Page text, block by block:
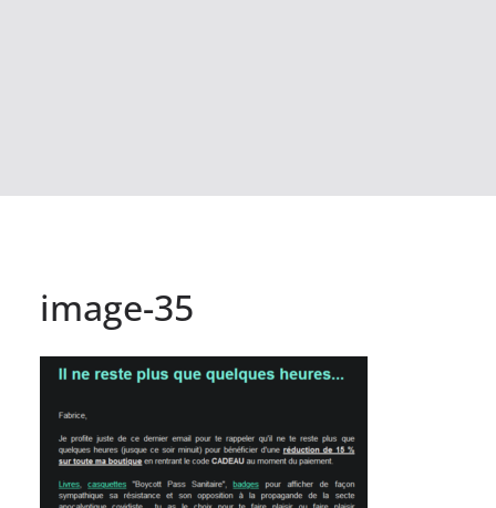
image-35